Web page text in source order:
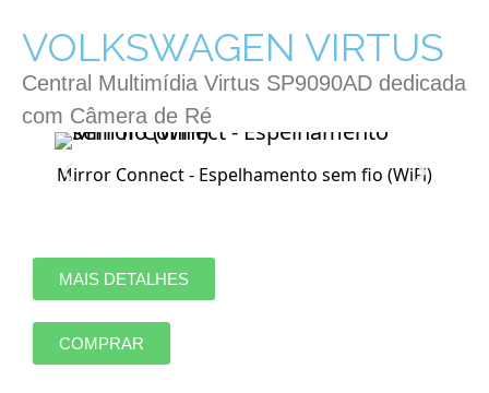
VOLKSWAGEN VIRTUS
Central Multimídia Virtus SP9090AD dedicada
com Câmera de Ré
Mirror Connect - Espelhamento sem fio (WiFi)
MAIS DETALHES
COMPRAR